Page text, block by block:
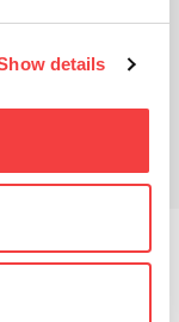
details
станок